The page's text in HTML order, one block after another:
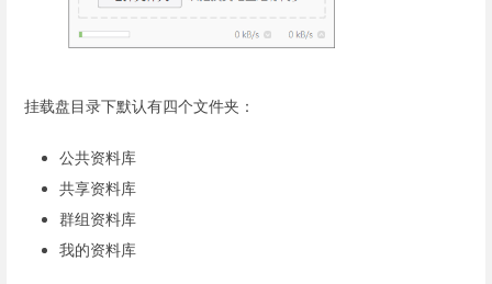
挂载盘目录下默认有四个文件夹：
公共资料库
共享资料库
群组资料库
我的资料库